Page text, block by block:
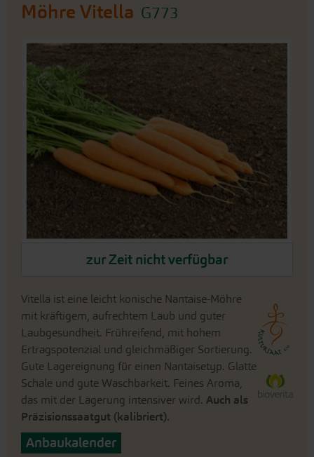
Möhre Vitella G773
zur Zeit nicht verfügbar
An
Ende
Bildergalerie
springen
Bildergalerie
springen
Vitella ist eine leicht konische Nantaise-Möhre
mit kräftigem, aufrechtem Laub und guter
Laubgesundheit. Frühreifend, mit hohem
Ertragspotenzial und gleichmäßiger Sortierung.
Gute Lagereignung für einen Nantaisetyp. Glatte
Schale und gute Waschbarkeit. Feines Aroma,
das mit der Lagerung intensiver wird. Auch als
Präzisionssaatgut (kalibriert).
Anbaukalender